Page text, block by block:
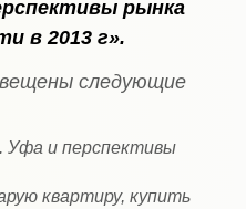
рынка
в 2013 г».
следующие
Уфа и перспективы
квартиру, купить